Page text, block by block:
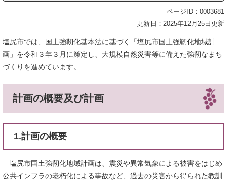
ページID：0003681
更新日：2025年12月25日更新
塩尻市では、国土強靭化基本法に基づく「塩尻市国土強靭化地域計
画」を令和３年３月に策定し、大規模自然災害等に備えた強靭なまち
づくりを進めています。
計画の概要及び計画
1.計画の概要
塩尻市国土強靭化地域計画は、震災や異常気象による被害をはじめ
公共インフラの老朽化による事故など、過去の災害から得られた教訓